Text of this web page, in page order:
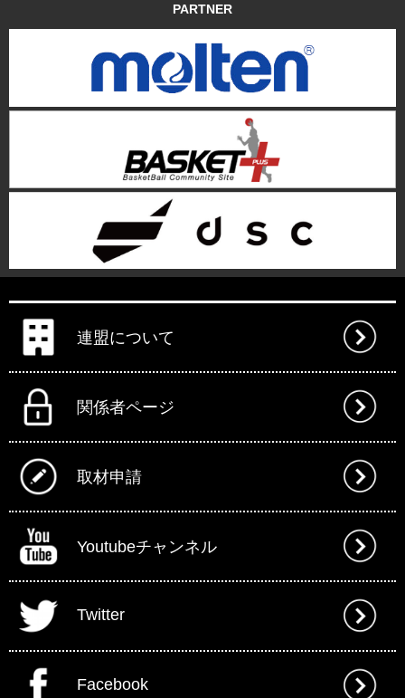
PARTNER
連盟について
関係者ページ
取材申請
Youtubeチャンネル
Twitter
Facebook